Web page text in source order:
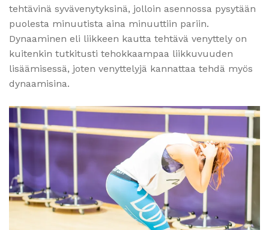
tehtävinä syvävenytyksinä, jolloin asennossa pysytään
puolesta minuutista aina minuuttiin pariin.
Dynaaminen eli liikkeen kautta tehtävä venyttely on
kuitenkin tutkitusti tehokkaampaa liikkuvuuden
lisäämisessä, joten venyttelyjä kannattaa tehdä myös
dynaamisina.